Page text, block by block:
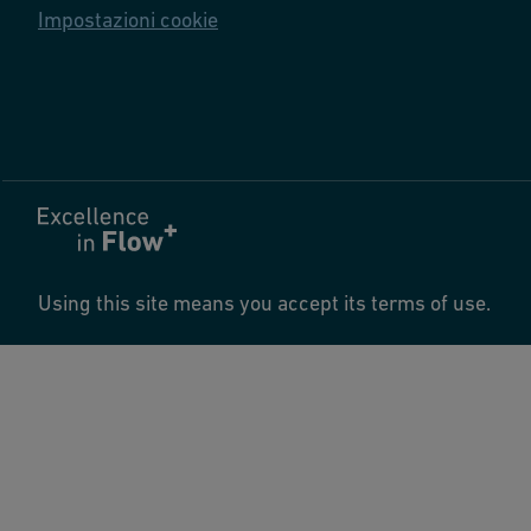
Impostazioni cookie
Using this site means you accept its terms of use.